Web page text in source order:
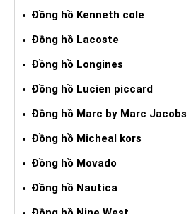
Đồng hồ Kenneth cole
Đồng hồ Lacoste
Đồng hồ Longines
Đồng hồ Lucien piccard
Đồng hồ Marc by Marc Jacobs
Đồng hồ Micheal kors
Đồng hồ Movado
Đồng hồ Nautica